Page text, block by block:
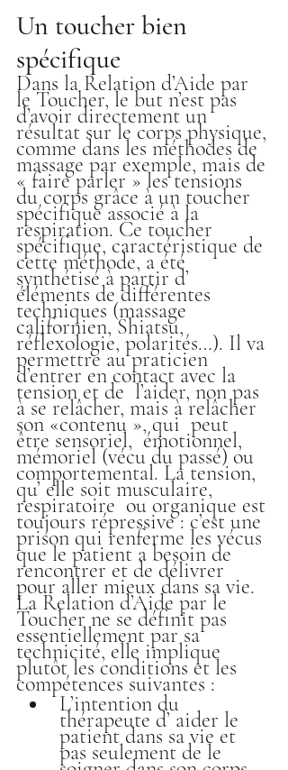
Un toucher bien
spécifique
Dans la Relation d’Aide par
le Toucher, le but n’est pas
d’avoir directement un
résultat sur le corps physique,
comme dans les méthodes de
massage par exemple, mais de
« faire parler » les tensions
du corps grâce à un toucher
spécifique associé à la
respiration. Ce toucher
spécifique, caractéristique de
cette méthode, a été
synthétisé à partir d’
éléments de différentes
techniques (massage
californien, Shiatsu,
réflexologie, polarités…). Il va
permettre au praticien
d’entrer en contact avec la
tension et de  l’aider, non pas
à se relâcher, mais à relâcher
son «contenu », qui  peut
être sensoriel,  émotionnel,
mémoriel (vécu du passé) ou
comportemental. La tension,
qu’ elle soit musculaire,
respiratoire  ou organique est
toujours répressive : c’est une
prison qui renferme les vécus
que le patient a besoin de
rencontrer et de délivrer
pour aller mieux dans sa vie.
La Relation d’Aide par le
Toucher ne se définit pas
essentiellement par sa
technicité, elle implique
plutôt les conditions et les
compétences suivantes :
L’intention du
thérapeute d’ aider le
patient dans sa vie et
pas seulement de le